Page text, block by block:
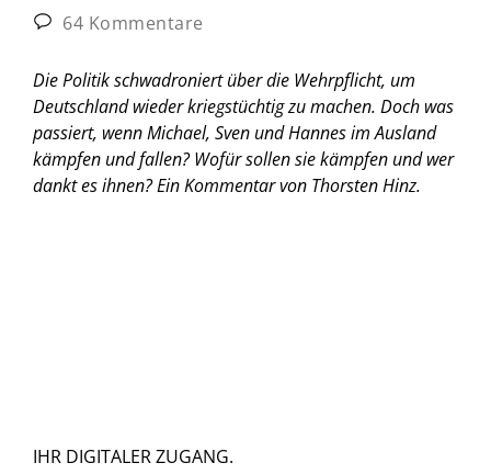
64 Kommentare
Die Politik schwadroniert über die Wehrpflicht, um
Deutschland wieder kriegstüchtig zu machen. Doch was
passiert, wenn Michael, Sven und Hannes im Ausland
kämpfen und fallen? Wofür sollen sie kämpfen und wer
dankt es ihnen?Ein Kommentar von Thorsten Hinz.
IHR DIGITALER ZUGANG.